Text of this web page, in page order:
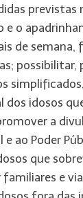
previstas
e o
de semana,
possibilitar,
dos idosos
a
e ao Poder
que
e